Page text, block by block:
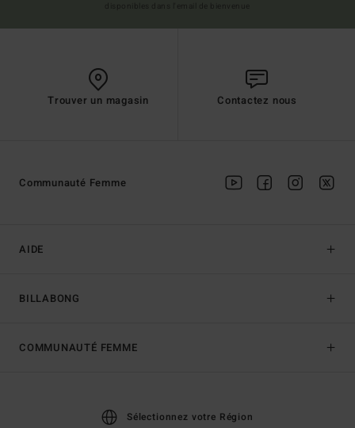
Trouver un magasin Contactez nous
AIDE
BILLABONG
Communauté Femme
COMMUNAUTÉ FEMME
Sélectionnez votre Région